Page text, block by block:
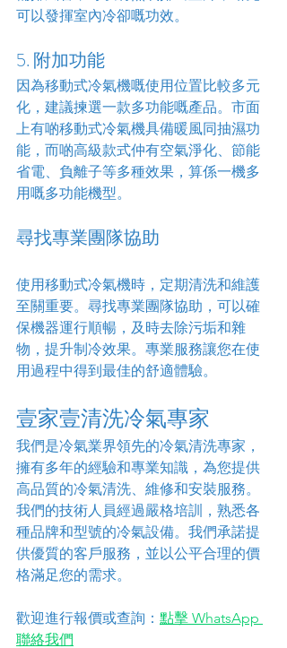
可以發揮室內冷卻嘅功效。
5. 附加功能
因為移動式冷氣機嘅使用位置比較多元
化，建議揀選一款多功能嘅產品。市面
上有啲移動式冷氣機具備暖風同抽濕功
能，而啲高級款式仲有空氣淨化、節能
省電、負離子等多種效果，算係一機多
用嘅多功能機型。
尋找專業團隊協助
使用移動式冷氣機時，定期清洗和維護
至關重要。尋找專業團隊協助，可以確
保機器運行順暢，及時去除污垢和雜
物，提升制冷效果。專業服務讓您在使
用過程中得到最佳的舒適體驗。
壹家壹清洗冷氣專家
我們是冷氣業界領先的冷氣清洗專家，
擁有多年的經驗和專業知識，為您提供
高品質的冷氣清洗、維修和安裝服務。
我們的技術人員經過嚴格培訓，熟悉各
種品牌和型號的冷氣設備。我們承諾提
供優質的客戶服務，並以公平合理的價
格滿足您的需求。
歡迎進行報價或查詢： 點擊 WhatsApp
聯絡我們